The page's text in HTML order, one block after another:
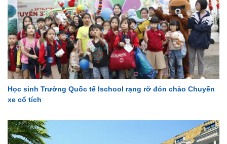
Học sinh Trường Quốc tế Ischool rạng rỡ đón chào Chuyến
xe cổ tích